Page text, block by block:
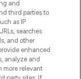
and
third parties to
as IP
searches
and other
enhanced
analyze and
more relevant